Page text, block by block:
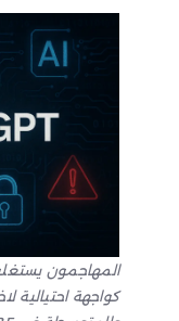
المهاجمون
كواجهة احتيالية